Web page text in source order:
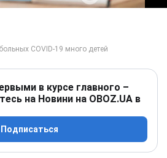
в курсе главного –
на Новини на OBOZ.UA в
Подписаться